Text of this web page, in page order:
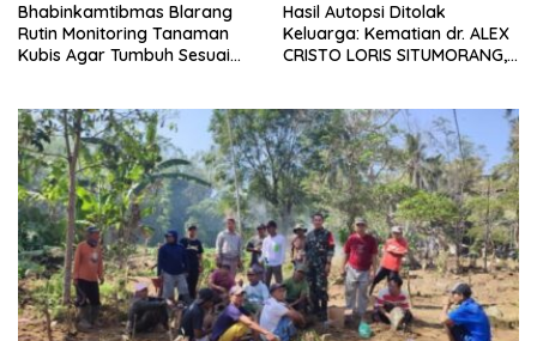
Bhabinkamtibmas Blarang
Rutin Monitoring Tanaman
Kubis Agar Tumbuh Sesuai
Hasil Autopsi Ditolak
Keluarga: Kematian dr. ALEX
CRISTO LORIS SITUMORANG,